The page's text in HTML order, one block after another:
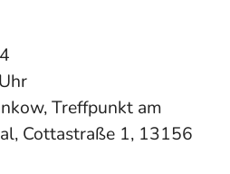
Treffpunkt am
Cottastraße 1, 13156